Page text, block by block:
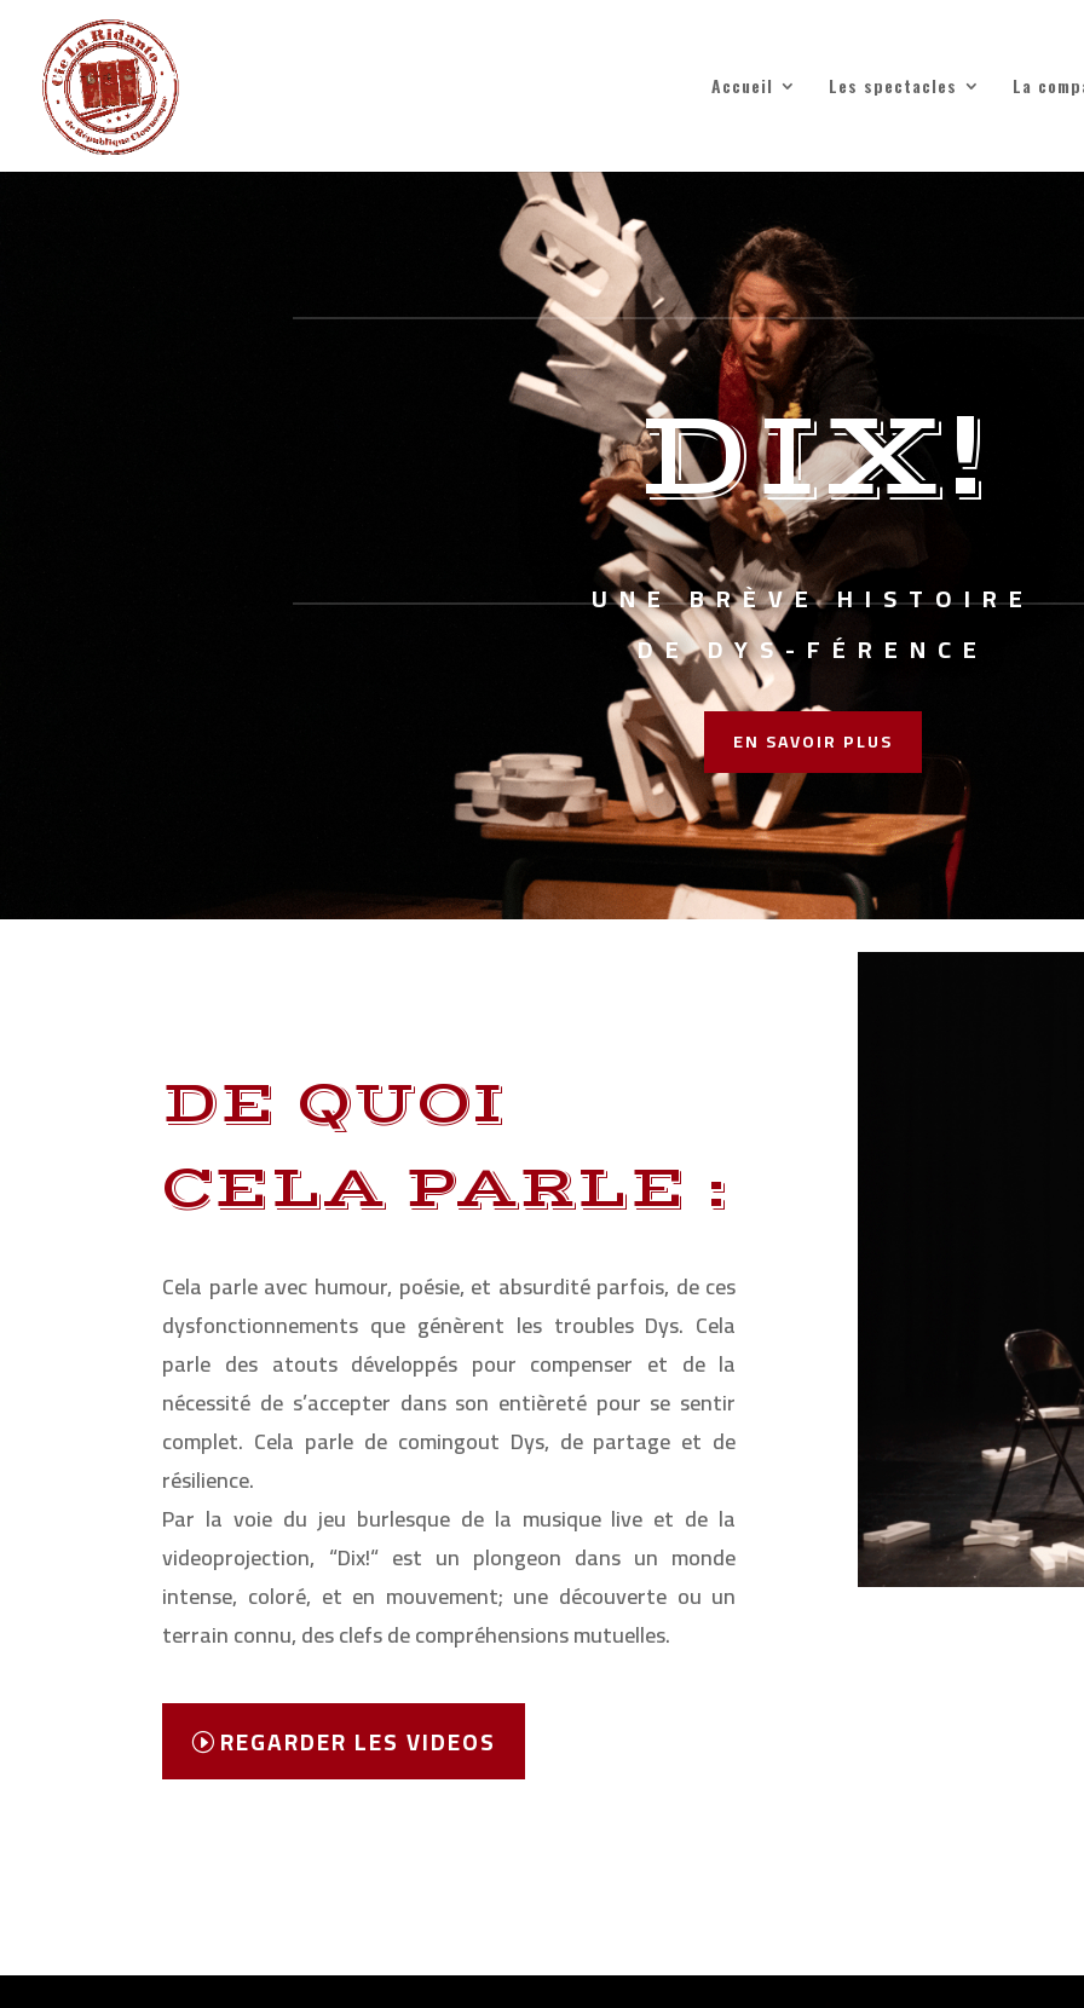
Accueil Les spectacles La
DIX!
UNE BRÈVE HISTOIRE
DEDYS-FÉRENCE
EN SAVOIR PLUS
DE QUOI
CELA PARLE :
Cela parle avec humour, poésie, et absurdité parfois, de ces
dysfonctionnements que génèrent les troubles Dys. Cela
parle des atouts développés pour compenser et de la
nécessité de s’accepter dans son entièreté pour se sentir
complet. Cela parle de comingout Dys, de partage et de
résilience.
Par la voie du jeu burlesque de la musique live et de la
videoprojection, “Dix!“ est un plongeon dans un monde
intense, coloré, et en mouvement; une découverte ou un
terrain connu, des clefs de compréhensions mutuelles.
REGARDER LES VIDEOS